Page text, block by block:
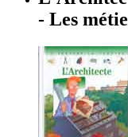
- Les